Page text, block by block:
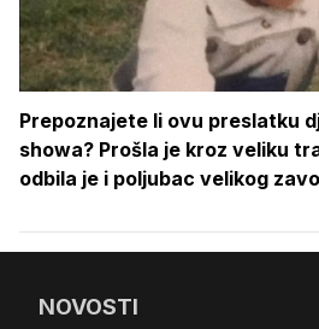
Prepoznajete li ovu preslatku
showa? Prošla je kroz veliku
odbila je i poljubac velikog
NOVOSTI